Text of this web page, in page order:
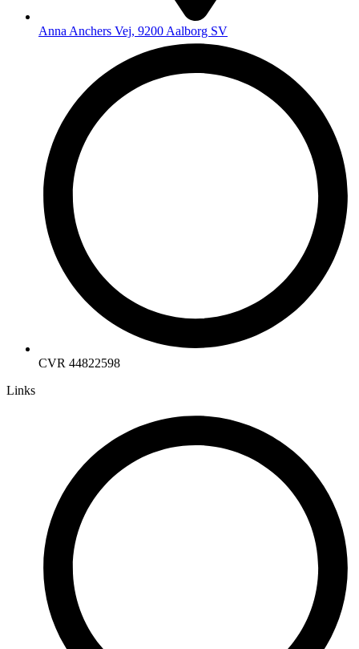
Anna Anchers Vej, 9200 Aalborg SV
CVR 44822598
Links